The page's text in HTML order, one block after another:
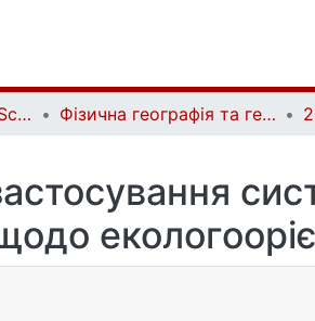
Наукова періодика | Scientific periodicals Фізична географія та геоморфологія | Physical Geography and Geomorphology